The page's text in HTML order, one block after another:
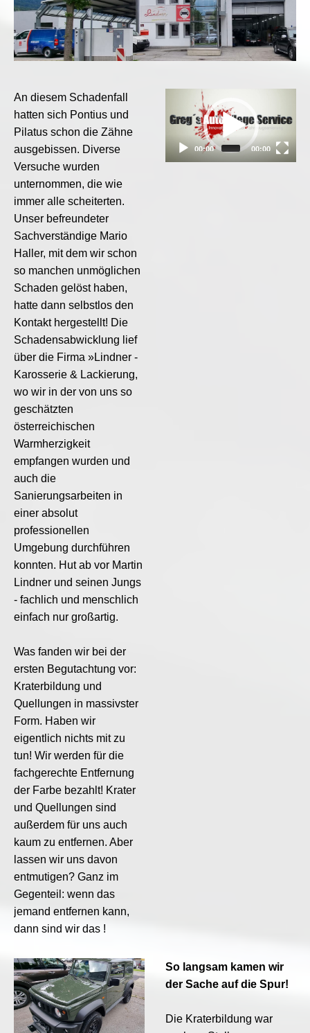
An diesem Schadenfall
hatten sich Pontius und
Pilatus schon die Zähne
ausgebissen. Diverse
Versuche wurden
unternommen, die wie
immer alle scheiterten.
Unser befreundeter
Sachverständige Mario
Haller, mit dem wir schon
so manchen unmöglichen
Schaden gelöst haben,
hatte dann selbstlos den
Kontakt hergestellt! Die
Schadensabwicklung lief
über die Firma »Lindner -
Karosserie & Lackierung,
wo wir in der von uns so
geschätzten
österreichischen
Warmherzigkeit
empfangen wurden und
auch die
Sanierungsarbeiten in
einer absolut
professionellen
Umgebung durchführen
konnten. Hut ab vor Martin
Lindner und seinen Jungs
- fachlich und menschlich
einfach nur großartig.
Was fanden wir bei der
ersten Begutachtung vor:
Kraterbildung und
Quellungen in massivster
Form. Haben wir
eigentlich nichts mit zu
tun! Wir werden für die
fachgerechte Entfernung
der Farbe bezahlt! Krater
und Quellungen sind
außerdem für uns auch
kaum zu entfernen. Aber
lassen wir uns davon
entmutigen? Ganz im
Gegenteil: wenn das
jemand entfernen kann,
dann sind wir das !
Player
00:00 00:00
So langsam kamen wir
der Sache auf die Spur!
Die Kraterbildung war